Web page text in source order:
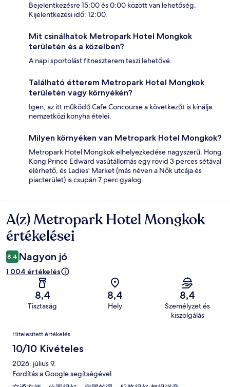
Bejelentkezésre 15:00 és 0:00 között van lehetőség.
Kijelentkezési idő: 12:00.
Mit csinálhatok Metropark Hotel Mongkok
területén és a közelben?
A napi sportolást fitneszterem teszi lehetővé.
Található étterem Metropark Hotel Mongkok
területén vagy környékén?
Igen, az itt működő Cafe Concourse a következőt is kínálja:
nemzetközi konyha ételei.
Milyen környéken van Metropark Hotel Mongkok?
Metropark Hotel Mongkok elhelyezkedése nagyszerű. Hong
Kong Prince Edward vasútállomás egy rövid 3 perces sétával
elérhető, és Ladies' Market (más néven a Nők utcája és
piacterület) is csupán 7 perc gyalog.
Értékelések
A(z) Metropark Hotel Mongkok
értékelései
8,4 Nagyon jó
1 004 értékelés
8,4
Tisztaság
8,4
Hely
8,4
Személyzet és
kiszolgálás
Értékelések
Hitelesített értékelés
10/10 Kivételes
2026. július 9.
Fordítás a Google segítségével